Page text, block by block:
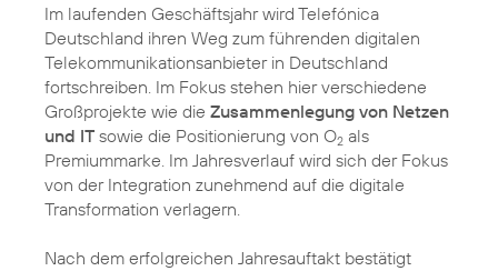
Im laufenden Geschäftsjahr wird Telefónica
Deutschland ihren Weg zum führenden digitalen
Telekommunikationsanbieter in Deutschland
fortschreiben. Im Fokus stehen hier verschiedene
Großprojekte wie die Zusammenlegung von Netzen
und IT sowie die Positionierung von O2 als
Premiummarke. Im Jahresverlauf wird sich der Fokus
von der Integration zunehmend auf die digitale
Transformation verlagern.
Nach dem erfolgreichen Jahresauftakt bestätigt